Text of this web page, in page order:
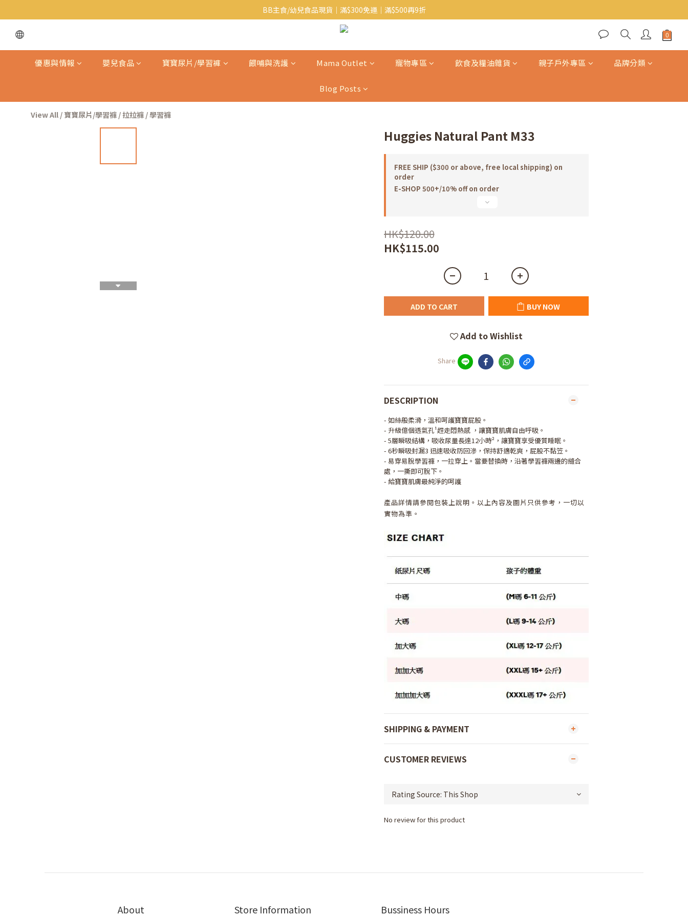
Baby J 意大利有機無麩質動物通粉 清貨平賣中!!
BB主食/幼兒食品現貨｜滿$300免運｜滿$500再9折
Baby J 有機蝴蝶麵熱賣中!
Baby J 意大利有機無麩質動物通粉 清貨平賣中!!
優惠與情報 嬰兒食品 寶寶尿片/學習褲 餵哺與洗護 Mama Outlet 寵物專區 飲食及糧油雜貨 親子戶外專區 品牌分類
Blog Posts
View All / 寶寶尿片/學習褲 /拉拉褲 / 學習褲
Huggies Natural Pant M33
FREE SHIP ($300 or above, free local shipping) on
order
E-SHOP 500+/10% off on order
HK$120.00
HK$115.00
ADD TO CART BUY NOW
Add to Wishlist
Share
DESCRIPTION
- 如絲般柔滑，溫和呵護寶寶屁股。
- 升級億個透氣孔¹趕走悶熱感 ，讓寶寶肌膚自由呼吸。
- 5層瞬吸結構，吸收尿量長達12小時²，讓寶寶享受優質睡眠。
- 6秒瞬吸封漏3 迅速吸收防回滲，保持舒適乾爽，屁股不黏笠。
- 易穿易脫學習褲，一拉穿上。當要替換時，沿著學習褲兩邊的縫合
處，一撕即可脫下。
- 給寶寶肌膚最純淨的呵護
產品詳情請參閱包裝上說明。以上內容及圖片只供參考，一切以
實物為準。
SHIPPING & PAYMENT
CUSTOMER REVIEWS
No review for this product
BUY NOW
About Store Information Bussiness Hours